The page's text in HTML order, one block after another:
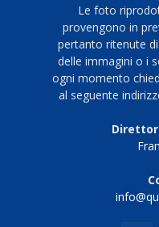
Le foto
provengono in
pertanto ritenute
delle immagini o i
ogni momento
al seguente